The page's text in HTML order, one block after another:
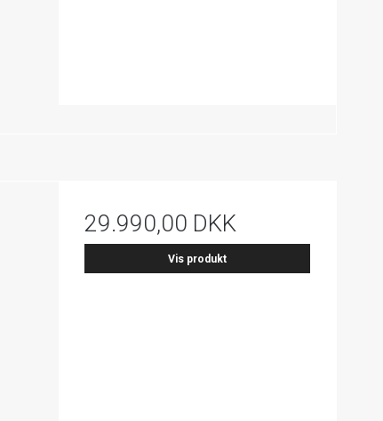
29.990,00 DKK
Vis produkt